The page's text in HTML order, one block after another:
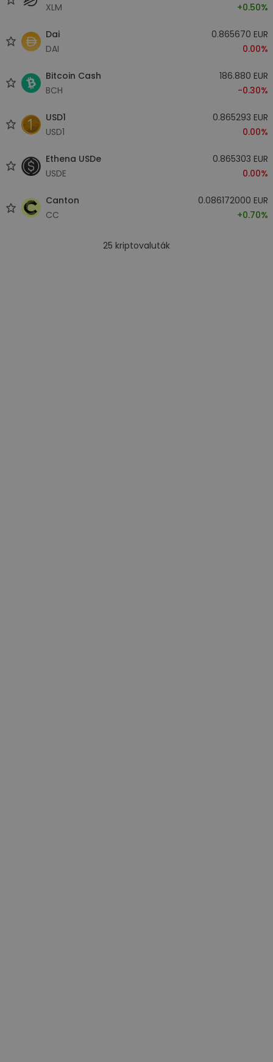
XLM
+0.50%
Dai
DAI
0.865670 EUR
0.00%
Bitcoin Cash
BCH
186.880 EUR
-0.30%
USD1
USD1
0.865293 EUR
0.00%
Ethena USDe
USDE
0.865303 EUR
0.00%
Canton
CC
0.086172000 EUR
+0.70%
25 kriptovaluták